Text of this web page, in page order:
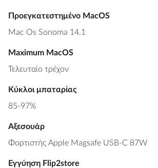
Προεγκατεστημένο MacOS
Mac Os Sonoma 14.1
Maximum MacOS
Τελευταίο τρέχον
Κύκλοι μπαταρίας
85-97%
Αξεσουάρ
Φορτιστής Apple Magsafe USB-C 87W
Εγγύηση Flip2store